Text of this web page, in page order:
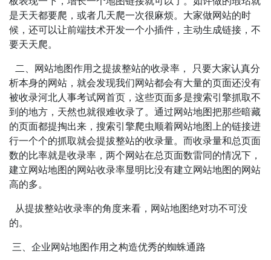
是天天都要爬，或者几天爬一次很麻烦。大家做网站的时
候，还可以让前端技术开发一个小插件，主动生成链接，不
要天天爬。
二、网站地图作用之提拔整站的收录率， 只要大家认真分
析本身的网站，就会发现我们网站都会有大量的页面还没有
被收录河北人事考试网首页，这些页面多是搜索引擎抓取不
到的地方，天然也就很难收录了。通过网站地图把那些暗藏
的页面都提掏出来，搜索引擎爬虫顺着网站地图上的链接进
行一个个的抓取就会提拔整站的收录量。而收录量和总页面
数的比率就是收录率，两个网站在总页面数雷同的情况下，
建立网站地图的网站收录率显明比没有建立网站地图的网站
高的多。
从提拔整站收录率的角度来看，网站地图绝对功不可没
的。
三、企业网站地图作用之构造优秀的蜘蛛通路